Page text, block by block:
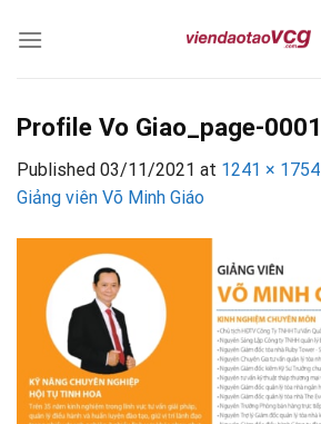
Profile Vo Giao_page-0001
Published 03/11/2021 at 1241 × 1754
Giảng viên Võ Minh Giáo